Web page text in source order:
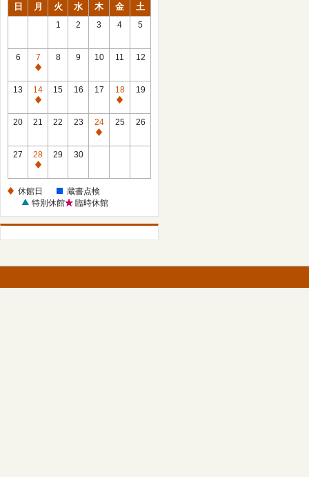
日 月 火 水 木 金 土
1 2 3 4 5
6
7
休
館
日
8 9 10 11 12
13
14
休
館
15 16 17
18
休
館
19
20 21 22 23
24
休
25 26
27
28
休
日
29 30
休館日
蔵書点検
特別休館
臨時休館